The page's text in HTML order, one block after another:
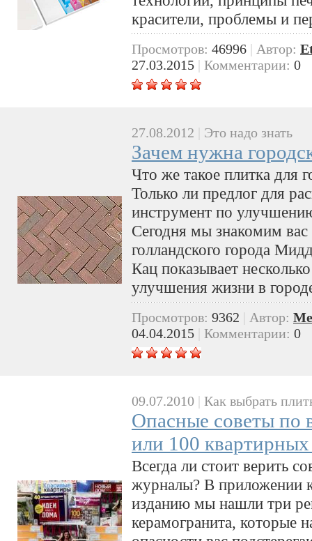
красители, проблемы и
Просмотров: 46996 | Автор:
27.03.2015 | Комментарии: 0
27.08.2012 Это надо знать
Зачем нужна
Что же такое плитка для
Только ли предлог для
инструмент по
Сегодня мы знакомим вас
голландского города
Кац показывает
улучшения жизни в
Просмотров: 9362 Автор:
04.04.2015
Комментарии: 0
09.07.2010 | Как выбрать
Опасные советы по
или 100 квартирных
Всегда ли стоит верить
журналы? В приложении
изданию мы нашли три
керамогранита, которые